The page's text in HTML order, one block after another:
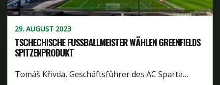
29. AUGUST 2023
TSCHECHISCHE FUSSBALLMEISTER WÄHLEN GREENFIELDS S
PITZENPRODUKT
Tomáš Křivda, Geschäftsführer des AC Sparta…